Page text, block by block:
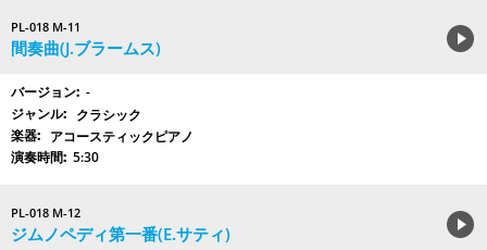
PL-018 M-11
間奏曲(J.ブラームス)
-
クラシック
アコースティックピアノ
5:30
PL-018 M-12
ジムノペディ第一番(E.サティ)